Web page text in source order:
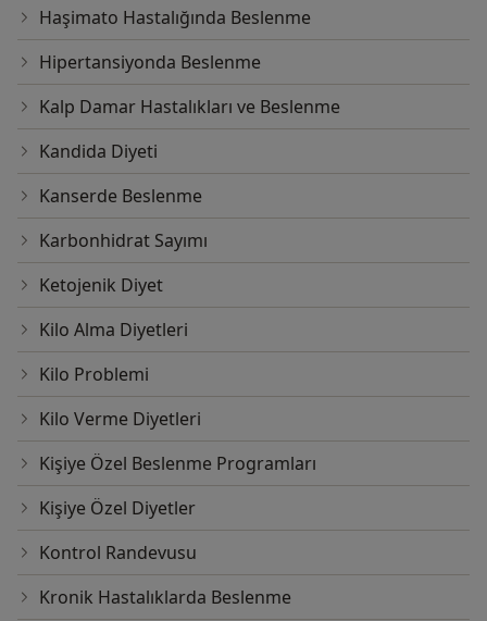
Haşimato Hastalığında Beslenme
Hipertansiyonda Beslenme
Kalp Damar Hastalıkları ve Beslenme
Kandida Diyeti
Kanserde Beslenme
Karbonhidrat Sayımı
Ketojenik Diyet
Kilo Alma Diyetleri
Kilo Problemi
Kilo Verme Diyetleri
Kişiye Özel Beslenme Programları
Kişiye Özel Diyetler
Kontrol Randevusu
Kronik Hastalıklarda Beslenme